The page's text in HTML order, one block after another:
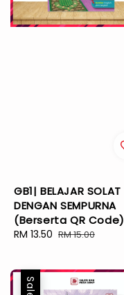
GB1| BELAJAR SOLAT
DENGAN SEMPURNA
(Berserta QR Code)
Sale
RM 13.50 Regular
RM 15.00
Sale